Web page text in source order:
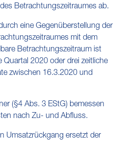
Betrachtungszeitraumes ab.
eine Gegenüberstellung der
mit dem
Betrachtungszeitraum ist
Quartal 2020 oder drei zeitliche
zwischen 16.3.2020 und
(§4 Abs. 3 EStG) bemessen
nach Zu- und Abfluss.
Umsatzrückgang ersetzt der